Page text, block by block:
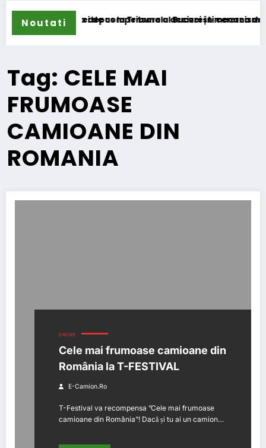
Noutati
schemei de compensare a accizei în mecanism
STB a depus la Tribunalul București cererea
Tag: CELE MAI
FRUMOASE
CAMIOANE DIN
ROMANIA
ENEWS
Cele mai frumoase camioane din
România la T-FESTIVAL
E-Camion.ro
T-Festival va recompensa ”Cele mai frumoase
camioane din România”! Dacă și tu ai un camion…